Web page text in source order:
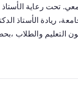
تحت رعاية
ريادة الأستاذ
التعليم والطلاب